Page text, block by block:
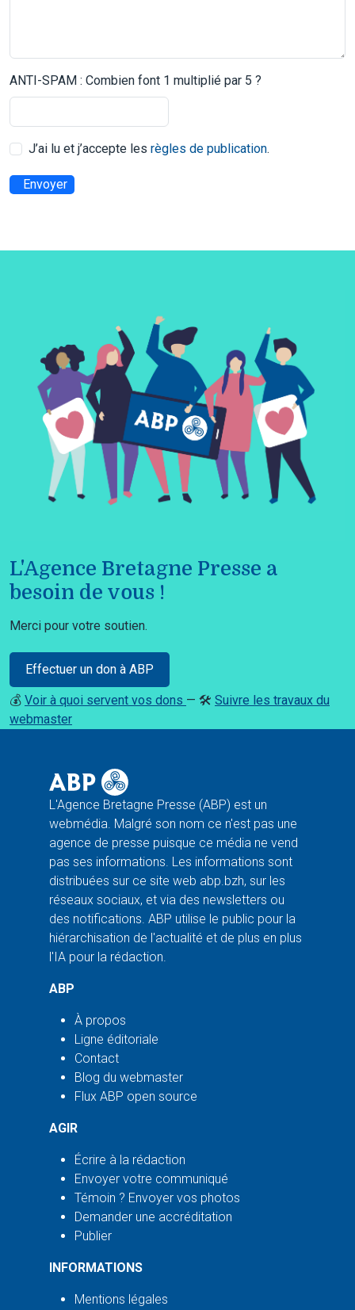
ANTI-SPAM : Combien font 1 multiplié par 5 ?
J’ai lu et j’accepte les règles de publication.
Envoyer
L'Agence Bretagne Presse a
besoin de vous !
Merci pour votre soutien.
Effectuer un don à ABP
💰 Voir à quoi servent vos dons — 🛠️ Suivre les travaux du
webmaster
L'Agence Bretagne Presse (ABP) est un
webmédia. Malgré son nom ce n'est pas une
agence de presse puisque ce média ne vend
pas ses informations. Les informations sont
distribuées sur ce site web abp.bzh, sur les
réseaux sociaux, et via des newsletters ou
des notifications. ABP utilise le public pour la
hiérarchisation de l'actualité et de plus en plus
l'IA pour la rédaction.
ABP
À propos
Ligne éditoriale
Contact
Blog du webmaster
Flux ABP open source
AGIR
Écrire à la rédaction
Envoyer votre communiqué
Témoin ? Envoyer vos photos
Demander une accréditation
Publier
INFORMATIONS
Mentions légales